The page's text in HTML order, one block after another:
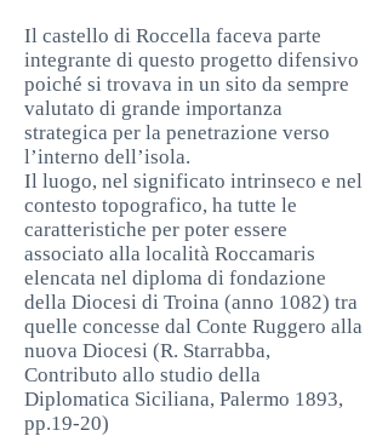
Il castello di Roccella faceva parte
integrante di questo progetto difensivo
poiché si trovava in un sito da sempre
valutato di grande importanza
strategica per la penetrazione verso
l’interno dell’isola.
Il luogo, nel significato intrinseco e nel
contesto topografico, ha tutte le
caratteristiche per poter essere
associato alla località Roccamaris
elencata nel diploma di fondazione
della Diocesi di Troina (anno 1082) tra
quelle concesse dal Conte Ruggero alla
nuova Diocesi (R. Starrabba,
Contributo allo studio della
Diplomatica Siciliana, Palermo 1893,
pp.19-20)